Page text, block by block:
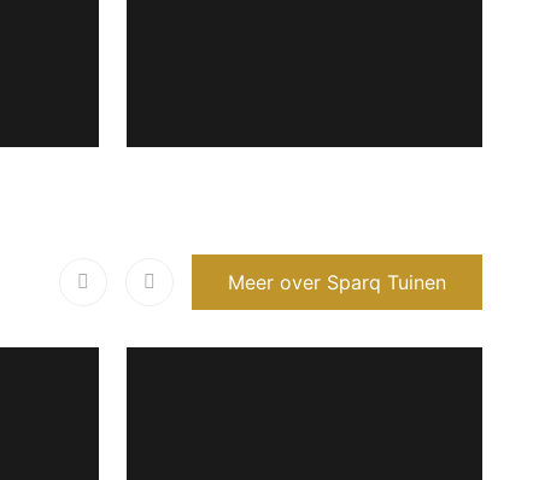
Meer over Sparq Tuinen